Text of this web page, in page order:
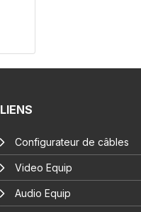
LIENS
Configurateur de câbles
Video Equip
Audio Equip